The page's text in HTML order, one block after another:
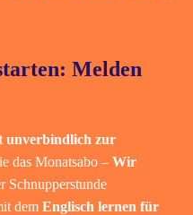
Melden
unverbindlich zur
das Monatsabo – Wir
Schnupperstunde
dem Englisch lernen für